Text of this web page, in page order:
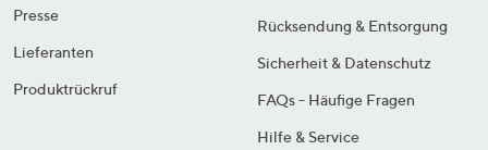
Presse
Lieferanten
Produktrückruf
Rücksendung & Entsorgung
Sicherheit & Datenschutz
FAQs - Häufige Fragen
Hilfe & Service